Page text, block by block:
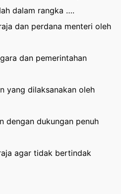
dalam rangka ….
dan perdana menteri oleh
dan pemerintahan
yang dilaksanakan oleh
dengan dukungan penuh
agar tidak bertindak